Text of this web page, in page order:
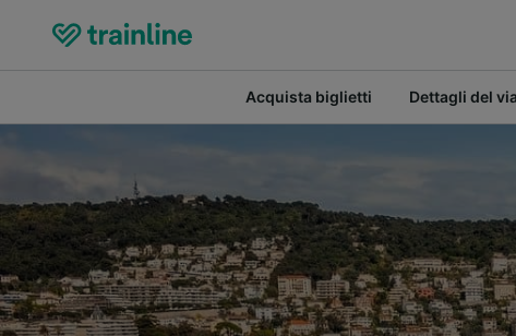
Acquista biglietti Dettagli del